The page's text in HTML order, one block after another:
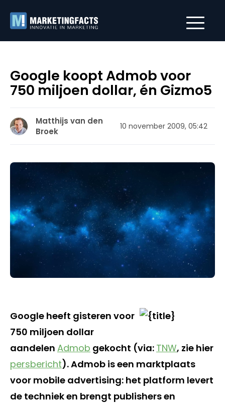
Google koopt Admob voor
750 miljoen dollar, én Gizmo5
Matthijs van den
Broek
10 november 2009, 05:42
Google heeft gisteren voor
750 miljoen dollar
aandelen Admob gekocht (via: TNW, zie hier
persbericht). Admob is een marktplaats
voor mobile advertising: het platform levert
de techniek en brengt publishers en